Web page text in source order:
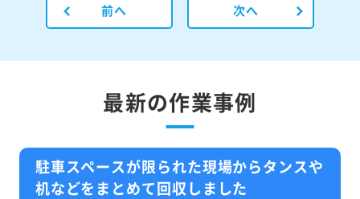
前へ 次へ
最新の作業事例
駐車スペースが限られた現場からタンスや
机などをまとめて回収しました